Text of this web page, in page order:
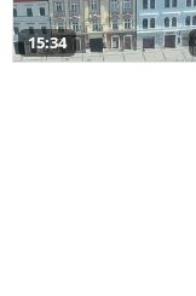
15:34